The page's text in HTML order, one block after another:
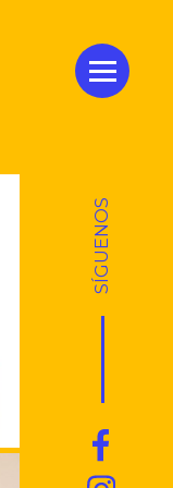
SÍGUENOS